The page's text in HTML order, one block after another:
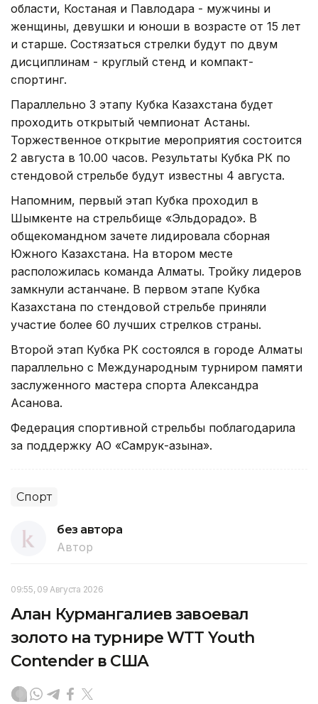
области, Костаная и Павлодара - мужчины и
женщины, девушки и юноши в возрасте от 15 лет
и старше. Состязаться стрелки будут по двум
дисциплинам - круглый стенд и компакт-
спортинг.
Параллельно 3 этапу Кубка Казахстана будет
проходить открытый чемпионат Астаны.
Торжественное открытие мероприятия состоится
2 августа в 10.00 часов. Результаты Кубка РК по
стендовой стрельбе будут известны 4 августа.
Напомним, первый этап Кубка проходил в
Шымкенте на стрельбище «Эльдорадо». В
общекомандном зачете лидировала сборная
Южного Казахстана. На втором месте
расположилась команда Алматы. Тройку лидеров
замкнули астанчане. В первом этапе Кубка
Казахстана по стендовой стрельбе приняли
участие более 60 лучших стрелков страны.
Второй этап Кубка РК состоялся в городе Алматы
параллельно с Международным турниром памяти
заслуженного мастера спорта Александра
Асанова.
Федерация спортивной стрельбы поблагодарила
за поддержку АО «Самрук-Қазына».
Спорт
без автора
Автор
09:55, 09 Августа 2026
Алан Курмангалиев завоевал
золото на турнире WTT Youth
Contender в США